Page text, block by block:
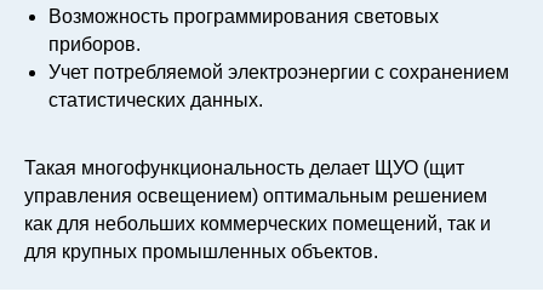
Возможность программирования световых
приборов.
Учет потребляемой электроэнергии с сохранением
статистических данных.
Такая многофункциональность делает ЩУО (щит
управления освещением) оптимальным решением
как для небольших коммерческих помещений, так и
для крупных промышленных объектов.